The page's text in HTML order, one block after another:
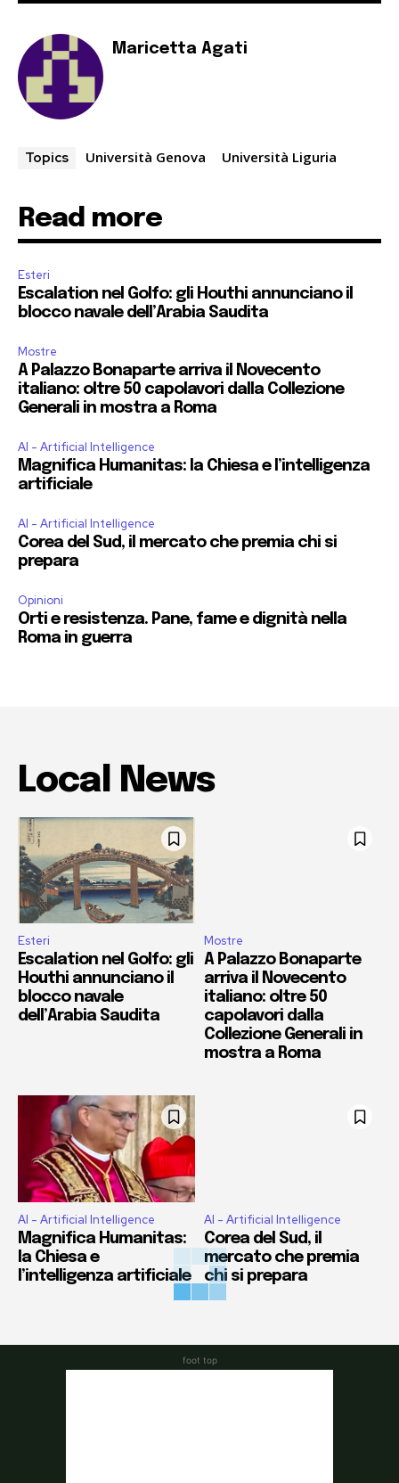
Maricetta Agati
Topics Università Genova Università Liguria
Read more
Esteri
Escalation nel Golfo: gli Houthi annunciano il
blocco navale dell’Arabia Saudita
Mostre
A Palazzo Bonaparte arriva il Novecento
italiano: oltre 50 capolavori dalla Collezione
Generali in mostra a Roma
AI - Artificial Intelligence
Magnifica Humanitas: la Chiesa e l’intelligenza
artificiale
AI - Artificial Intelligence
Corea del Sud, il mercato che premia chi si
prepara
Opinioni
Orti e resistenza. Pane, fame e dignità nella
Roma in guerra
Local News
Esteri
Escalation nel Golfo: gli
Houthi annunciano il
blocco navale
dell’Arabia Saudita
Mostre
A Palazzo Bonaparte
arriva il Novecento
italiano: oltre 50
capolavori dalla
Collezione Generali in
mostra a Roma
AI - Artificial Intelligence
Magnifica Humanitas:
la Chiesa e
l’intelligenza artificiale
AI - Artificial Intelligence
Corea del Sud, il
mercato che premia
chi si prepara
foot top